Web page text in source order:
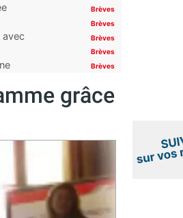
Brèves
Brèves
avec
Brèves
Brèves
Brèves
grâce